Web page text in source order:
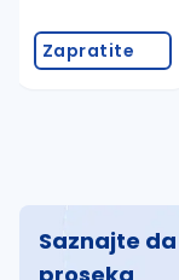
Zapratite
Saznajte